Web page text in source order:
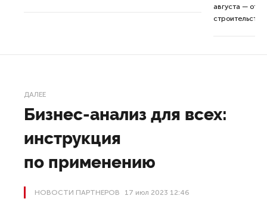
августа — от
ДАЛЕЕ
Бизнес-анализ для всех:
инструкция
по применению
НОВОСТИ ПАРТНЕРОВ 17 июл 2023 12:46